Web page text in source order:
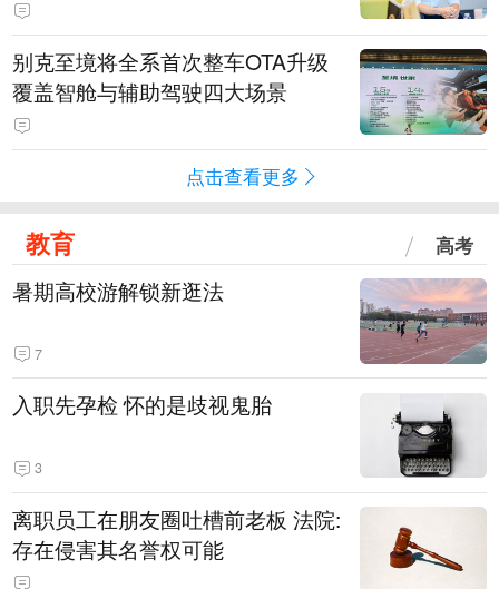
别克至境将全系首次整车OTA升级
覆盖智舱与辅助驾驶四大场景
点击查看更多
教育 高考
暑期高校游解锁新逛法
7
入职先孕检 怀的是歧视鬼胎
3
离职员工在朋友圈吐槽前老板 法院:
存在侵害其名誉权可能